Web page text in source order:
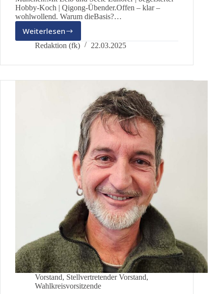
Hobby-Koch | Qigong-Übender.Offen – klar –
wohlwollend. Warum dieBasis?…
Weiterlesen
Sebastian
Locherer
Redaktion (fk) 22.03.2025
Vorstand, Stellvertretender Vorstand,
Wahlkreisvorsitzende